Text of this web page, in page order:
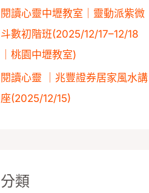
閱讀心靈中壢教室｜靈動派紫微
斗數初階班(2025/12/17–12/18
｜桃園中壢教室)
閱讀心靈 ｜兆豐證券居家風水講
座️(2025/12/15)
分類